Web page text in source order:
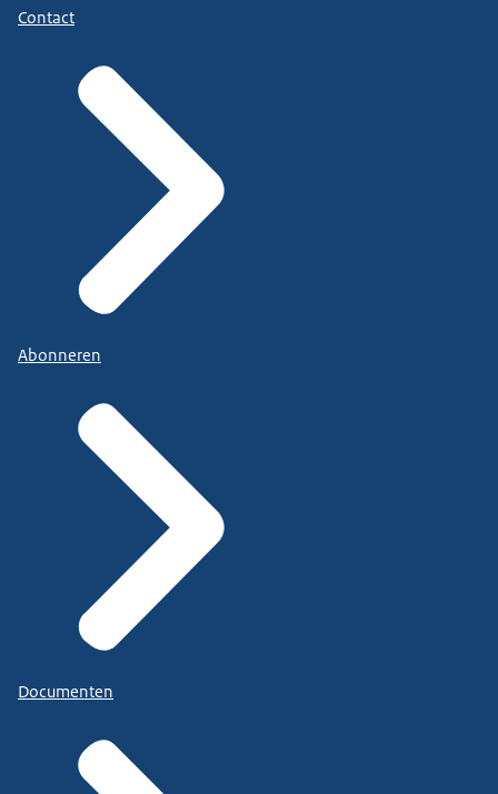
Contact
Abonneren
Documenten